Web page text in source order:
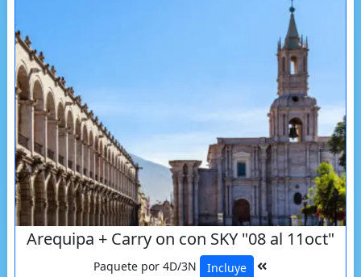
Arequipa + Carry on con SKY "08 al 11oct"
Paquete por 4D/3N
Incluye